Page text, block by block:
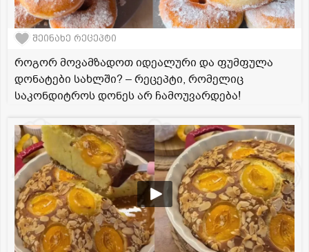
შეინახე რეცეპტი
როგორ მოვამზადოთ იდეალური და ფუმფულა
დონატები სახლში? – რეცეპტი, რომელიც
საკონდიტროს დონეს არ ჩამოუვარდება!